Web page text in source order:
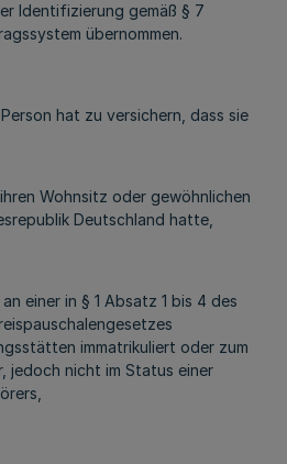
Identifizierung gemäß § 7
übernommen.
hat zu versichern, dass sie
ihren Wohnsitz oder gewöhnlichen
Deutschland hatte,
einer in § 1 Absatz 1 bis 4 des
immatrikuliert oder zum
jedoch nicht im Status einer